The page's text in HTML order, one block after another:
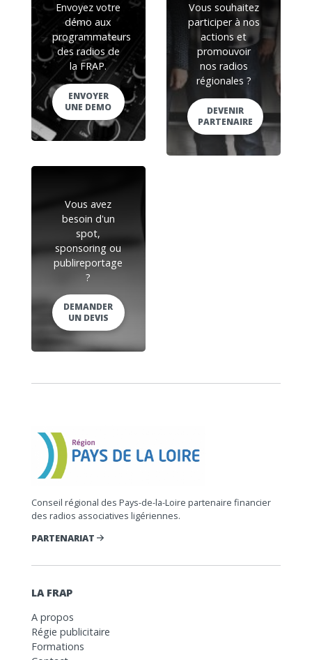
Envoyez votre
démo aux
programmateurs
des radios de
la FRAP.
ENVOYER
UNE DEMO
Vous souhaitez
participer à nos
actions et
promouvoir
nos radios
régionales ?
DEVENIR
PARTENAIRE
Vous avez
besoin d'un
spot,
sponsoring ou
publireportage
?
DEMANDER
UN DEVIS
Conseil régional des Pays-de-la-Loire partenaire financier
des radios associatives ligériennes.
PARTENARIAT
LA FRAP
A propos
Régie publicitaire
Formations